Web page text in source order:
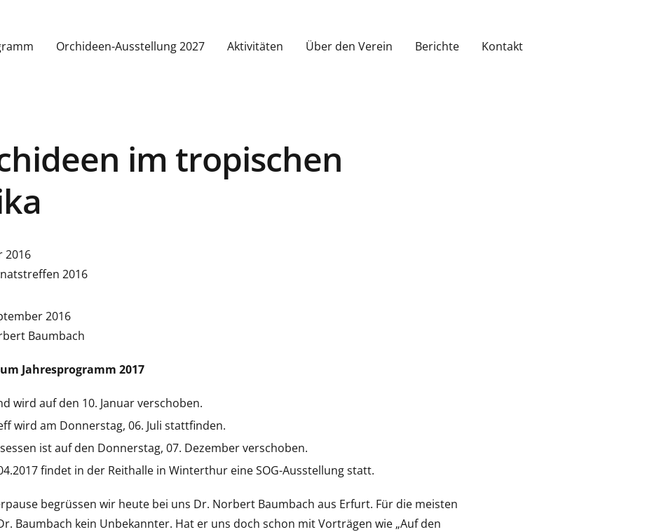
Orchideen-Ausstellung 2027 Aktivitäten Über den Verein Berichte Kontakt
im tropischen
2016
2016
2016
Baumbach
Jahresprogramm 2017
wird auf den 10. Januar verschoben.
wird am Donnerstag, 06. Juli stattfinden.
ist auf den Donnerstag, 07. Dezember verschoben.
findet in der Reithalle in Winterthur eine SOG-Ausstellung statt.
begrüssen wir heute bei uns Dr. Norbert Baumbach aus Erfurt. Für die meisten
Baumbach kein Unbekannter. Hat er uns doch schon mit Vorträgen wie „Auf den